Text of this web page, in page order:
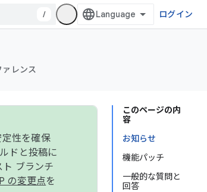
/ ログイン
ァレンス
このページの内
容
お知らせ
機能パッチ
一般的な質問と
回答
性を確保
ドと投稿に
ブランチ
の変更点を